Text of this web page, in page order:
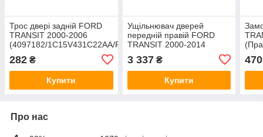
Трос двері задній FORD
TRANSIT 2000-2006
(4097182/1C15V431C22AA/FD-
282 ₴
Купити
Ущільнювач дверей
передній правій FORD
TRANSIT 2000-2014
3 337₴
Купити
470
Про нас